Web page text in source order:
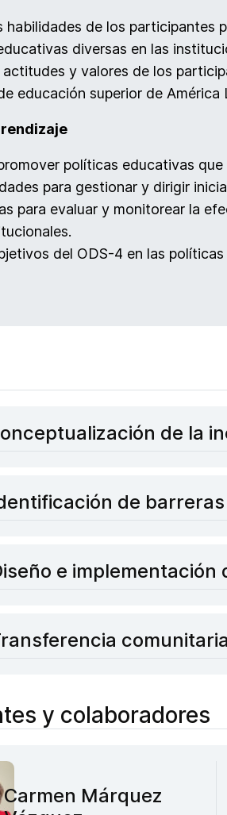
habilidades de los participantes
diversas en las
actitudes y valores de los
educación superior de América
políticas educativas
para gestionar y dirigir
para evaluar y monitorear la
del ODS-4 en las
de la
de
e
y colaboradores
Carmen Márquez